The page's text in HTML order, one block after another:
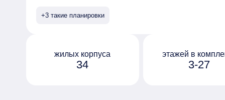
предлагаемых в комплексе - квартиры с
обустроен собственный парк "Зелёная
10 гектаров, которая тянется через весь
Протяжённое прогулочное пространство
+3 такие планировки
34
жилых корпуса
3-27
этажей в